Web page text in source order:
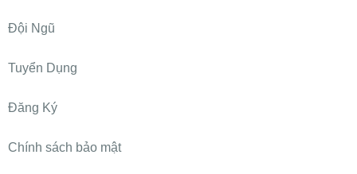
Đội Ngũ
Tuyển Dụng
Đăng Ký
Chính sách bảo mật